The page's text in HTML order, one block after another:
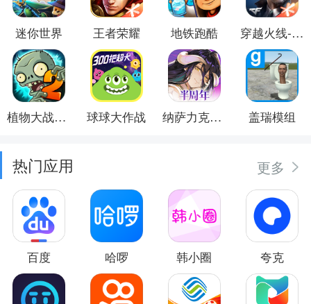
迷你世界 王者荣耀 地铁跑酷 穿越火线-枪战王者
植物大战僵尸2 球球大作战 纳萨力克之王 盖瑞模组
热门应用 更多
百度 哈啰 韩小圈 夸克